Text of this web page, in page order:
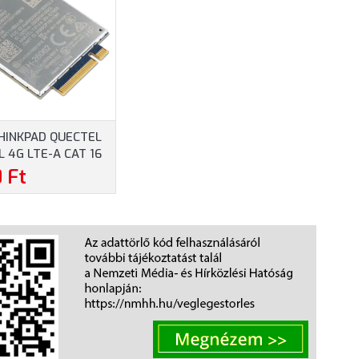
QUECTEL
4G LTE-A CAT 16
GEN 9/P16S
Ft